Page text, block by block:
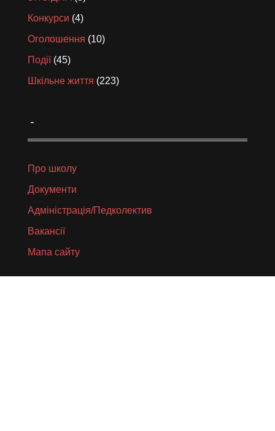
Конкурси (4)
Оголошення (10)
Події(45)
Шкільне життя (223)
_
Про школу
Документи
Адміністрація/Педколектив
Вакансії
Мапа сайту